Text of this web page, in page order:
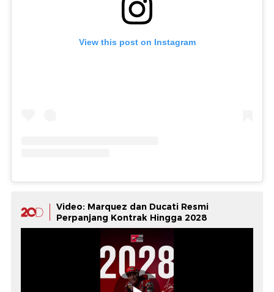
View this post on Instagram
Video: Marquez dan Ducati Resmi
Perpanjang Kontrak Hingga 2028